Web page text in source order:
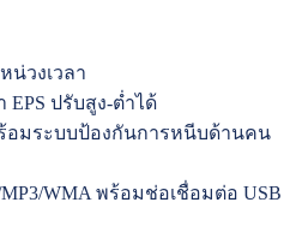
วงเวลา
EPS ปรับสูง-ต่ำได้
อมระบบป้องกันการหนีบด้านคน
MP3/WMA พร้อมช่อเชื่อมต่อ USB